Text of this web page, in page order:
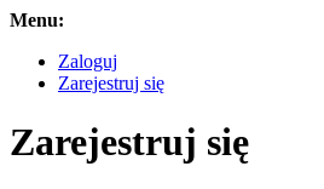
Menu:
Zaloguj
Zarejestruj się
Zarejestruj się